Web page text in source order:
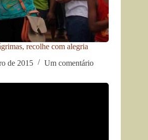
recolhe com alegria
de 2015
Um comentário